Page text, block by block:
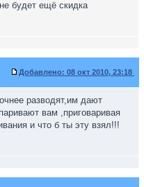
будет ещё скидка
Добавлено: 08 окт 2010, 23:18
разводят,им дают
вам ,приговаривая
и что б ты эту взял!!!